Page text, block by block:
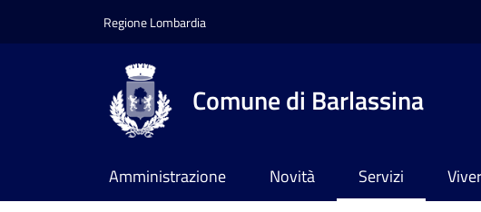
Regione Lombardia
Comune di Barlassina
Amministrazione Novità Servizi